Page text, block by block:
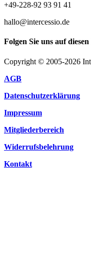
+49-228-92 93 91 41
hallo@intercessio.de
Folgen Sie uns auf
Copyright © 2005-2026
AGB
Datenschutzerklärung
Impressum
Mitgliederbereich
Widerrufsbelehrung
Kontakt